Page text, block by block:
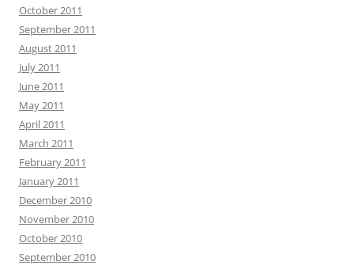
October 2011
September 2011
August 2011
July 2011
June 2011
May 2011
April 2011
March 2011
February 2011
January 2011
December 2010
November 2010
October 2010
September 2010